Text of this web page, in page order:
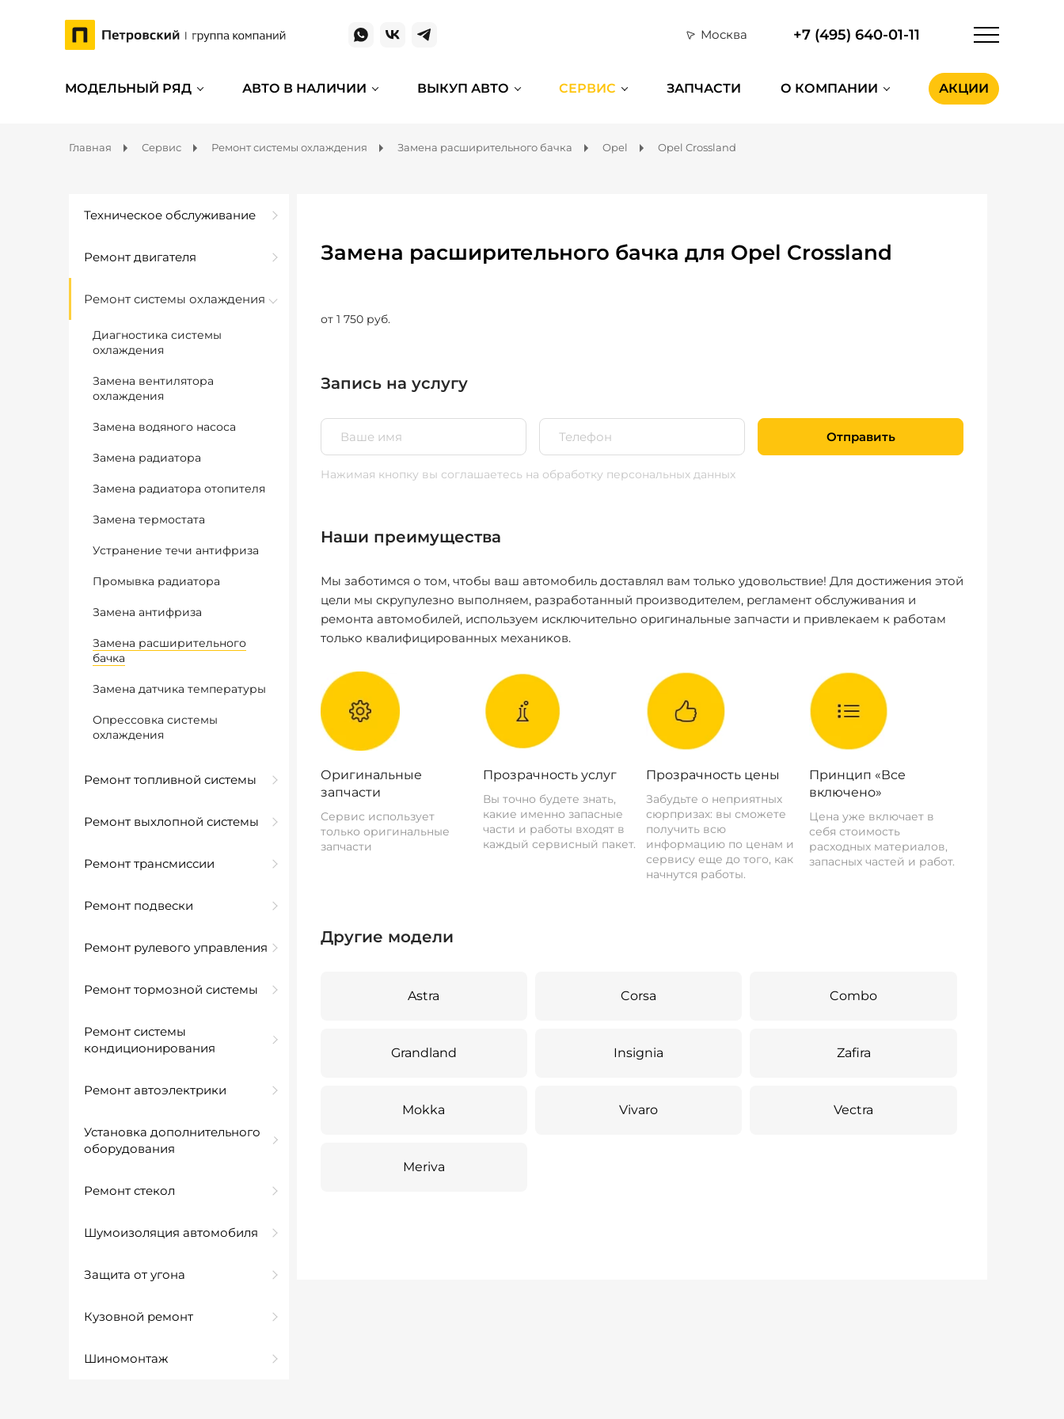
Москва +7 (495) 640-01-11
МОДЕЛЬНЫЙ РЯД АВТО В НАЛИЧИИ ВЫКУП АВТО СЕРВИС ЗАПЧАСТИ О КОМПАНИИ АКЦИИ
Главная Сервис Ремонт системы охлаждения Замена расширительного бачка Opel Opel Crossland
Техническое обслуживание
Ремонт двигателя
Ремонт системы охлаждения
Диагностика системы
охлаждения
Замена вентилятора
охлаждения
Замена водяного насоса
Замена радиатора
Замена радиатора отопителя
Замена термостата
Устранение течи антифриза
Промывка радиатора
Замена антифриза
Замена расширительного
бачка
Замена датчика температуры
Опрессовка системы
охлаждения
Ремонт топливной системы
Ремонт выхлопной системы
Ремонт трансмиссии
Ремонт подвески
Ремонт рулевого управления
Ремонт тормозной системы
Ремонт системы
кондиционирования
Ремонт автоэлектрики
Установка дополнительного
оборудования
Ремонт стекол
Шумоизоляция автомобиля
Защита от угона
Кузовной ремонт
Шиномонтаж
Замена расширительного бачка для Opel Crossland
от 1 750 руб.
Запись на услугу
Отправить
Нажимая кнопку вы соглашаетесь на обработку персональных данных
Наши преимущества
Мы заботимся о том, чтобы ваш автомобиль доставлял вам только удовольствие! Для достижения этой
цели мы скрупулезно выполняем, разработанный производителем, регламент обслуживания и
ремонта автомобилей, используем исключительно оригинальные запчасти и привлекаем к работам
только квалифицированных механиков.
Оригинальные
запчасти
Сервис использует
только оригинальные
запчасти
Прозрачность услуг
Вы точно будете знать,
какие именно запасные
части и работы входят в
каждый сервисный пакет.
Прозрачность цены
Забудьте о неприятных
сюрпризах: вы сможете
получить всю
информацию по ценам и
сервису еще до того, как
начнутся работы.
Принцип «Все
включено»
Цена уже включает в
себя стоимость
расходных материалов,
запасных частей и работ.
Другие модели
Astra Corsa Combo
Grandland Insignia Zafira
Mokka Vivaro Vectra
Meriva